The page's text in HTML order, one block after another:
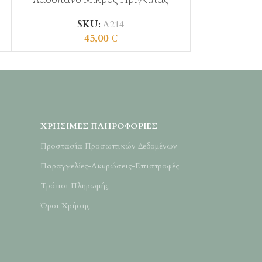
SKU: Λ214
45,00€
ΧΡΉΣΙΜΕΣ ΠΛΗΡΟΦΟΡΊΕΣ
Προστασία Προσωπικών Δεδομένων
Παραγγελίες-Ακυρώσεις-Επιστροφές
Τρόποι Πληρωμής
Όροι Χρήσης